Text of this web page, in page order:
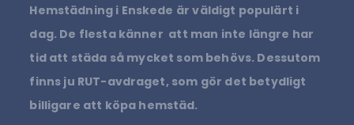
Hemstädning i Enskede är väldigt populärt i
dag. De flesta känner att man inte längre har
tid att städa så mycket som behövs. Dessutom
finns ju RUT-avdraget, som gör det betydligt
billigare att köpa hemstäd.